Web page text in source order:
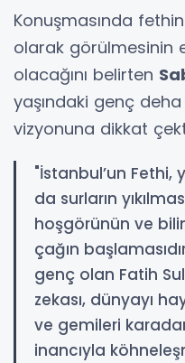
Konuşmasında
olarak görülmesinin
olacağını belirten
yaşındaki genç deha
vizyonuna dikkat
"İstanbul’un Fethi,
da surların
hoşgörünün ve
çağın
genç olan Fatih
zekası, dünyayı
ve gemileri
inancıyla